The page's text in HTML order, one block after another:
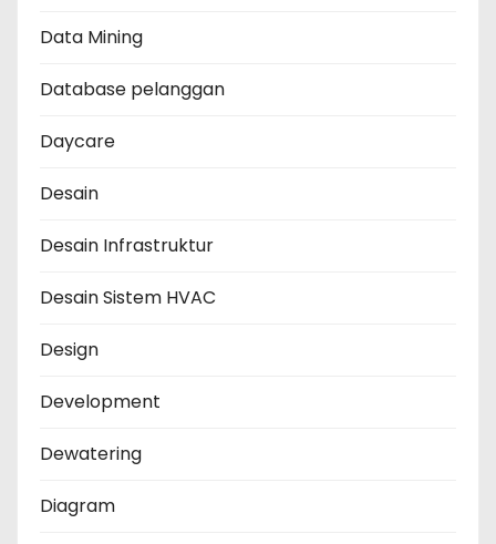
Data Mining
Database pelanggan
Daycare
Desain
Desain Infrastruktur
Desain Sistem HVAC
Design
Development
Dewatering
Diagram